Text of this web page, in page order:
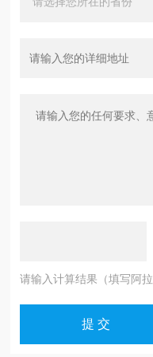
请输入计算结果（填写阿